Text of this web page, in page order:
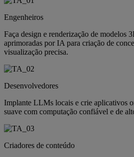
Engenheiros
Faça design e renderização de modelos
aprimoradas por IA para criação de
visualização precisa.
Desenvolvedores
Implante LLMs locais e crie aplicativos
suave com computação confiável e de
Criadores de conteúdo